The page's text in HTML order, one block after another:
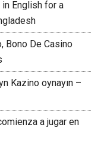
English for a
Bono De Casino
Kazino oynayın –
a jugar en